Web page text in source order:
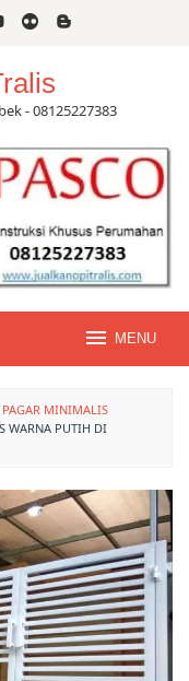
- 08125227383
MENU
PAGAR MINIMALIS
WARNA PUTIH DI